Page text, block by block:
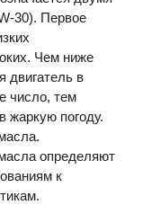
30). Первое
Чем ниже
двигатель в
число, тем
жаркую погоду.
определяют
к